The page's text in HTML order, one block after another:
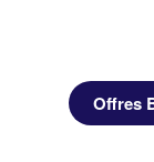
Offres